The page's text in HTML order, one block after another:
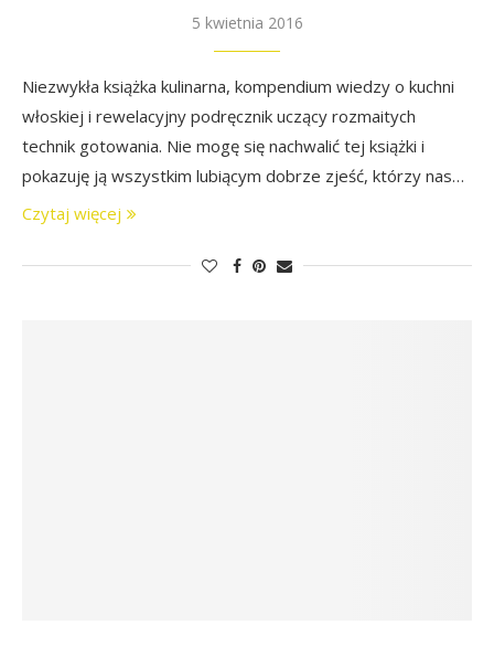
5 kwietnia 2016
Niezwykła książka kulinarna, kompendium wiedzy o kuchni
włoskiej i rewelacyjny podręcznik uczący rozmaitych
technik gotowania. Nie mogę się nachwalić tej książki i
pokazuję ją wszystkim lubiącym dobrze zjeść, którzy nas…
Czytaj więcej